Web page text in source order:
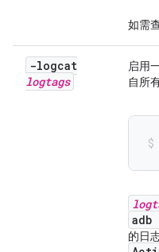
如需
-logcat
logtags
启用
自所
的日